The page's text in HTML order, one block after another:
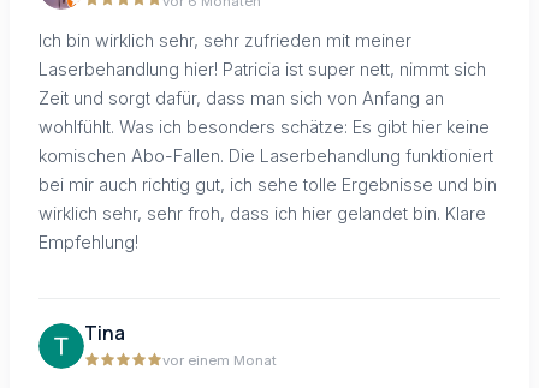
Ich bin wirklich sehr, sehr zufrieden mit meiner
Laserbehandlung hier! Patricia ist super nett, nimmt sich
Zeit und sorgt dafür, dass man sich von Anfang an
wohlfühlt. Was ich besonders schätze: Es gibt hier keine
komischen Abo-Fallen. Die Laserbehandlung funktioniert
bei mir auch richtig gut, ich sehe tolle Ergebnisse und bin
wirklich sehr, sehr froh, dass ich hier gelandet bin. Klare
Empfehlung!
Tina
vor einem Monat